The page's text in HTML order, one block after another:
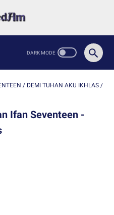
/ DEMI TUHAN AKU IKHLAS /
Ifan Seventeen -